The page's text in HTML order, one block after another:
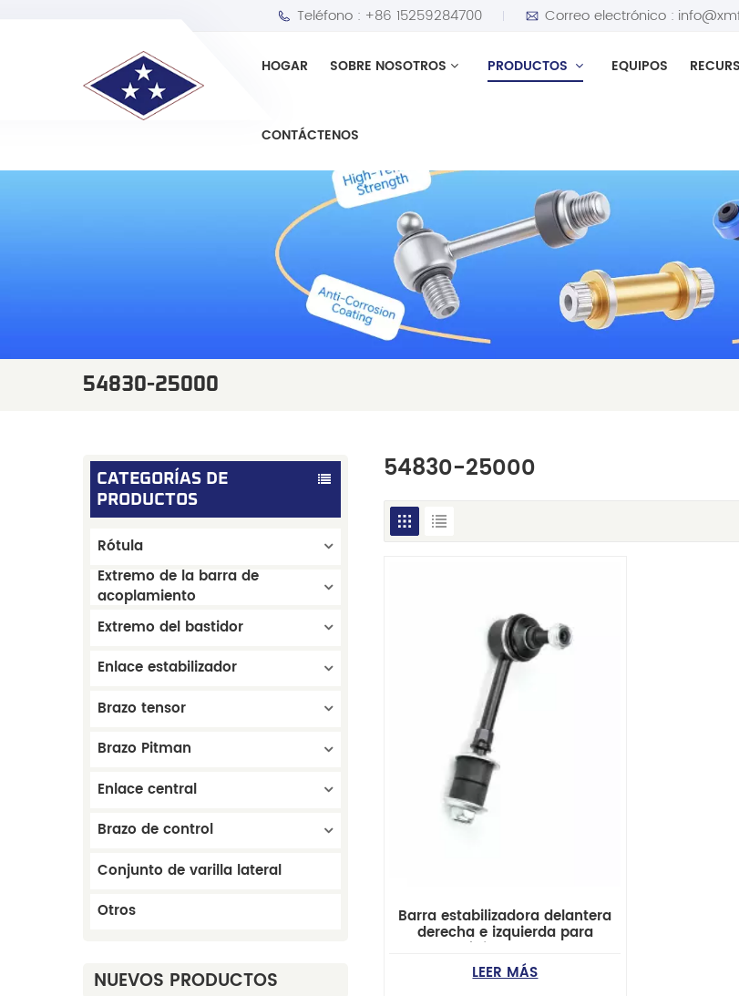
Teléfono : +86 15259284700 Correo electrónico :
HOGAR SOBRE NOSOTROS PRODUCTOS EQUIPOS
CONTÁCTENOS
54830-25000
CATEGORÍAS DE
PRODUCTOS
Rótula
Extremo de la barra de
acoplamiento
Extremo del bastidor
Enlace estabilizador
Brazo tensor
Brazo Pitman
Enlace central
Brazo de control
Conjunto de varilla lateral
Otros
NUEVOS PRODUCTOS
54830-25000
Barra estabilizadora delantera
derecha e izquierda para
automóvil 54830-25000
LEER MÁS